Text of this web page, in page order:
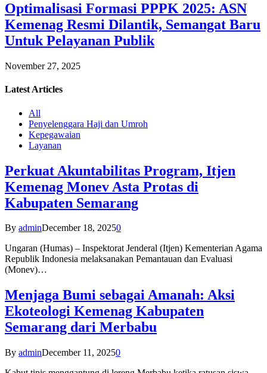
Optimalisasi Formasi PPPK 2025: ASN
Kemenag Resmi Dilantik, Semangat Baru
Untuk Pelayanan Publik
November 27, 2025
Latest Articles
All
Penyelenggara Haji dan Umroh
Kepegawaian
Layanan
Perkuat Akuntabilitas Program, Itjen
Kemenag Monev Asta Protas di
Kabupaten Semarang
By adminDecember 18, 20250
Ungaran (Humas) – Inspektorat Jenderal (Itjen) Kementerian Agama
Republik Indonesia melaksanakan Pemantauan dan Evaluasi
(Monev)…
Menjaga Bumi sebagai Amanah: Aksi
Ekoteologi Kemenag Kabupaten
Semarang dari Merbabu
By adminDecember 11, 20250